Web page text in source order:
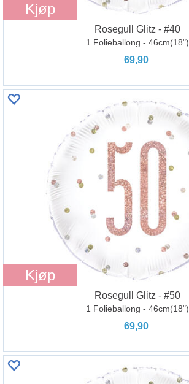
Kjøp
Rosegull Glitz - #40
1 Folieballong - 46cm(18")
69,90
Kjøp
Rosegull Glitz - #50
1 Folieballong - 46cm(18")
69,90